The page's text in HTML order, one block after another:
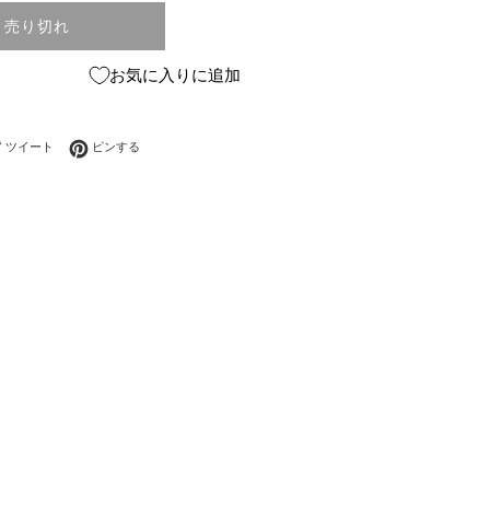
売り切れ
お気に入りに追加
でシェアする
ツイート Twitterに投稿する
ピンする